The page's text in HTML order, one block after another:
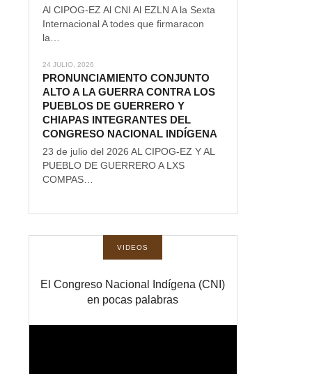
Al CIPOG-EZ Al CNI Al EZLN A la Sexta
Internacional A todes que firmaracon
la…
24 JULIO, 2026
PRONUNCIAMIENTO CONJUNTO
ALTO A LA GUERRA CONTRA LOS
PUEBLOS DE GUERRERO Y
CHIAPAS INTEGRANTES DEL
CONGRESO NACIONAL INDÍGENA
23 de julio del 2026 AL CIPOG-EZ Y AL
PUEBLO DE GUERRERO A LXS
COMPAS…
VIDEOS
El Congreso Nacional Indígena (CNI)
en pocas palabras